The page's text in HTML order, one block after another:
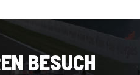
BESUCH